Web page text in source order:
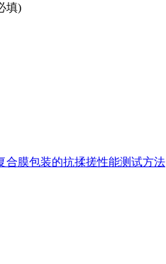
填)
合膜包装的抗揉搓性能测试方法